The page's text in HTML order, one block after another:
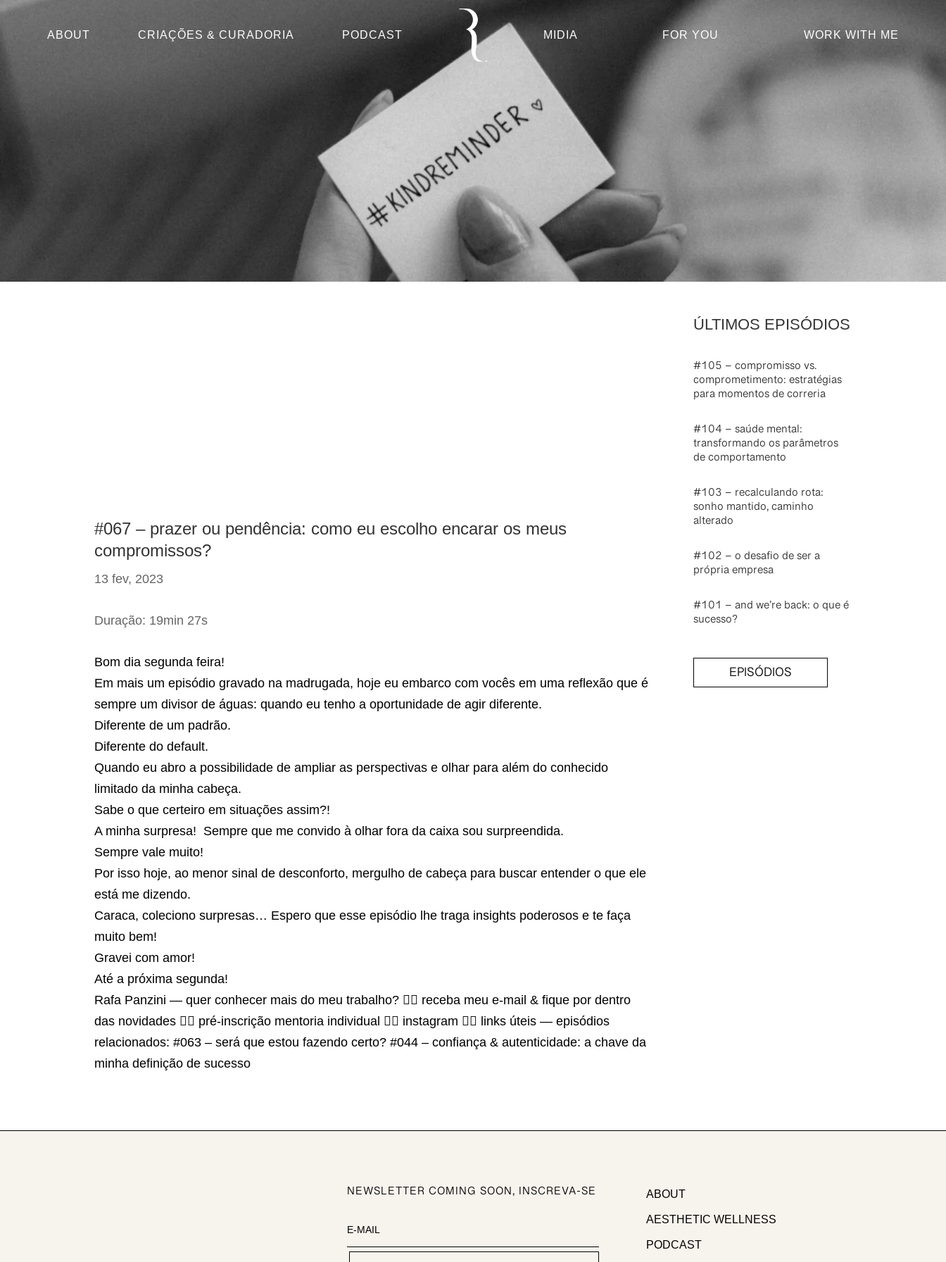
ABOUT CRIAÇÕES & CURADORIA PODCAST MIDIA FOR YOU WORK WITH ME
#067 – prazer ou pendência: como eu escolho encarar os meus
compromissos?
13 fev, 2023
Duração: 19min 27s
Bom dia segunda feira!
Em mais um episódio gravado na madrugada, hoje eu embarco com vocês em uma reflexão que é
sempre um divisor de águas: quando eu tenho a oportunidade de agir diferente.
Diferente de um padrão.
Diferente do default.
Quando eu abro a possibilidade de ampliar as perspectivas e olhar para além do conhecido
limitado da minha cabeça.
Sabe o que certeiro em situações assim?!
A minha surpresa! Sempre que me convido à olhar fora da caixa sou surpreendida.
Sempre vale muito!
Por isso hoje, ao menor sinal de desconforto, mergulho de cabeça para buscar entender o que ele
está me dizendo.
Caraca, coleciono surpresas… Espero que esse episódio lhe traga insights poderosos e te faça
muito bem!
Gravei com amor!
Até a próxima segunda!
Rafa Panzini — quer conhecer mais do meu trabalho? 👉🏽 receba meu e-mail & fique por dentro
das novidades 👉🏽 pré-inscrição mentoria individual 👉🏽 instagram 👉🏽 links úteis — episódios
relacionados: #063 – será que estou fazendo certo? #044 – confiança & autenticidade: a chave da
minha definição de sucesso
ÚLTIMOS EPISÓDIOS
#105 – compromisso vs.
comprometimento: estratégias
para momentos de correria
#104 – saúde mental:
transformando os parâmetros
de comportamento
#103 – recalculando rota:
sonho mantido, caminho
alterado
#102 – o desafio de ser a
própria empresa
#101 – and we’re back: o que é
sucesso?
EPISÓDIOS
NEWSLETTER COMING SOON, INSCREVA-SE ABOUT
AESTHETIC WELLNESS
PODCAST